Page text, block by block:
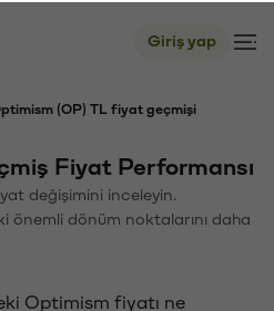
Giriş yap
(OP) TL fiyat geçmişi
Fiyat Performansı
değişimini inceleyin.
önemli dönüm noktalarını daha
Optimism fiyatı ne